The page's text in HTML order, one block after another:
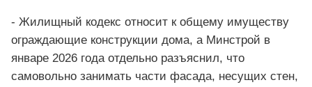
- Жилищный кодекс относит к общему имуществу
ограждающие конструкции дома, а Минстрой в
январе 2026 года отдельно разъяснил, что
самовольно занимать части фасада, несущих стен,